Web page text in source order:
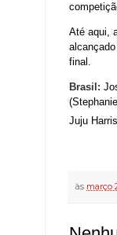
Até aqui,
final.
Brasil:
Juju
às março